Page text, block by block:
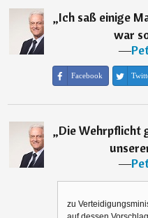
„Ich saß einige
war
―
Facebook
„Die Wehrpflicht
―
zu